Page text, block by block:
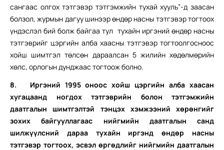
сангаас олгох тэтгэвэр тэтгэмжийн тухай хууль”-д заасан
болзол, журмын дагуу шинээр өндөр насны тэтгэвэр тогтоох
үндэслэл бий болж байгаа тул тухайн иргэний өндөр насны
тэтгэврийг цэргийн алба хаасны тэтгэвэр тогтоолгосноос
хойш шимтгэл төлсөн дараалсан 5 жилийн хөдөлмөрийн
хөлс, орлогын дунджаас тогтоож болно.
8. Иргэний 1995 оноос хойш цэргийн алба хаасан
хугацаанд ногдох тэтгэврийн болон тэтгэмжийн
даатгалын шимтгэлтэй тэнцэх хэмжээний хөрөнгийг
зохих байгууллагаас нийгмийн даатгалын санд
шилжүүлсний дараа тухайн иргэнд өндөр насны
тэтгэвэр тогтоох, эсвэл өргөдлийг нийгмийн даатгалын